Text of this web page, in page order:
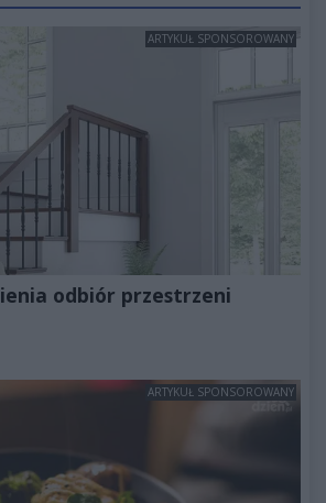
ARTYKUŁ SPONSOROWANY
odbiór przestrzeni
ARTYKUŁ SPONSOROWANY